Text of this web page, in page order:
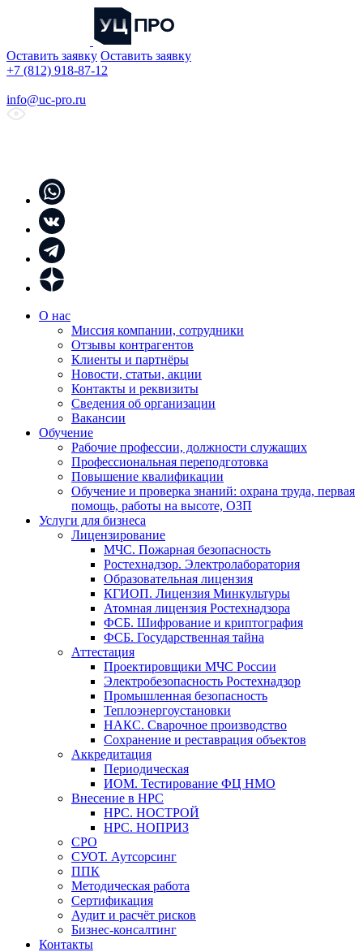
Оставить заявку Оставить заявку
+7 (812) 918-87-12
info@uc-pro.ru
О нас
Миссия компании, сотрудники
Отзывы контрагентов
Клиенты и партнёры
Новости, статьи, акции
Контакты и реквизиты
Сведения об организации
Вакансии
Обучение
Рабочие профессии, должности служащих
Профессиональная переподготовка
Повышение квалификации
Обучение и проверка знаний: охрана труда, первая
помощь, работы на высоте, ОЗП
Услуги для бизнеса
Лицензирование
МЧС. Пожарная безопасность
Ростехнадзор. Электролаборатория
Образовательная лицензия
КГИОП. Лицензия Минкультуры
Атомная лицензия Ростехнадзора
ФСБ. Шифрование и криптография
ФСБ. Государственная тайна
Аттестация
Проектировщики МЧС России
Электробезопасность Ростехнадзор
Промышленная безопасность
Теплоэнергоустановки
НАКС. Сварочное производство
Сохранение и реставрация объектов
Аккредитация
Периодическая
ИОМ. Тестирование ФЦ НМО
Внесение в НРС
НРС. НОСТРОЙ
НРС. НОПРИЗ
СРО
СУОТ. Аутсорсинг
ППК
Методическая работа
Сертификация
Аудит и расчёт рисков
Бизнес-консалтинг
Контакты